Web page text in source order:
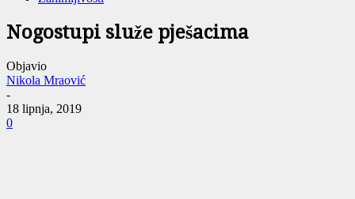
Nogostupi služe pješacima
Objavio
Nikola Mraović
-
18 lipnja, 2019
0